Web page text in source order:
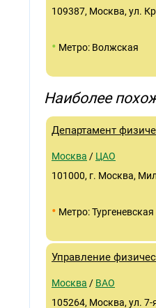
109387, Москва, ул.
• Метро: Волжская
Наиболее
Департамент
Москва / ЦАО
101000, г. Москва,
• Метро: Тургеневская
Управление
Москва / ВАО
105264, Москва, ул.